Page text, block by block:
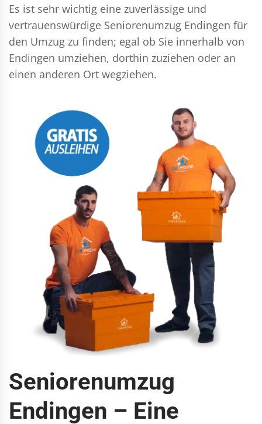
Es ist sehr wichtig eine zuverlässige und
vertrauenswürdige Seniorenumzug Endingen für
den Umzug zu finden; egal ob Sie innerhalb von
Endingen umziehen, dorthin zuziehen oder an
einen anderen Ort wegziehen.
Seniorenumzug
Endingen – Eine